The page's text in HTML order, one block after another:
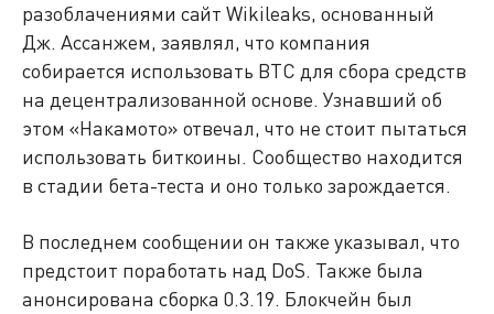
разоблачениями сайт Wikileaks, основанный
Дж. Ассанжем, заявлял, что компания
собирается использовать BTC для сбора средств
на децентрализованной основе. Узнавший об
этом «Накамото» отвечал, что не стоит пытаться
использовать биткоины. Сообщество находится
в стадии бета-теста и оно только зарождается.
В последнем сообщении он также указывал, что
предстоит поработать над DoS. Также была
анонсирована сборка 0.3.19. Блокчейн был